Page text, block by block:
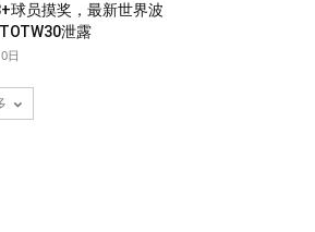
球员摸奖，最新世界波
泄露
日